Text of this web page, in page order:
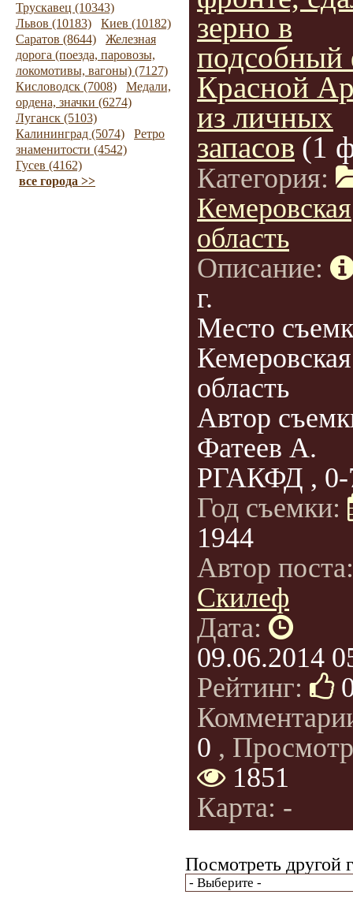
Трускавец (10343)
Львов (10183)
Киев (10182)
Саратов (8644)
Железная
дорога (поезда, паровозы,
локомотивы, вагоны) (7127)
Кисловодск (7008)
Медали,
ордена, значки (6274)
Луганск (5103)
Калининград (5074)
Ретро
знаменитости (4542)
Гусев (4162)
все города >>
зерно в
подсобный
Красной
из личных
запасов (1
Категория:
Кемеровская
область
Описание:
г.
Место
Кемеровская
область
Автор
Фатеев А.
РГАКФД , 0-
Год съемки:
1944
Автор
Скилеф
Дата:
09.06.2014
Рейтинг:
0 ,
1851
Карта: -
Посмотреть другой